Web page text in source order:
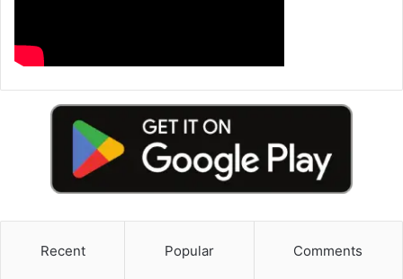
Recent Popular Comments